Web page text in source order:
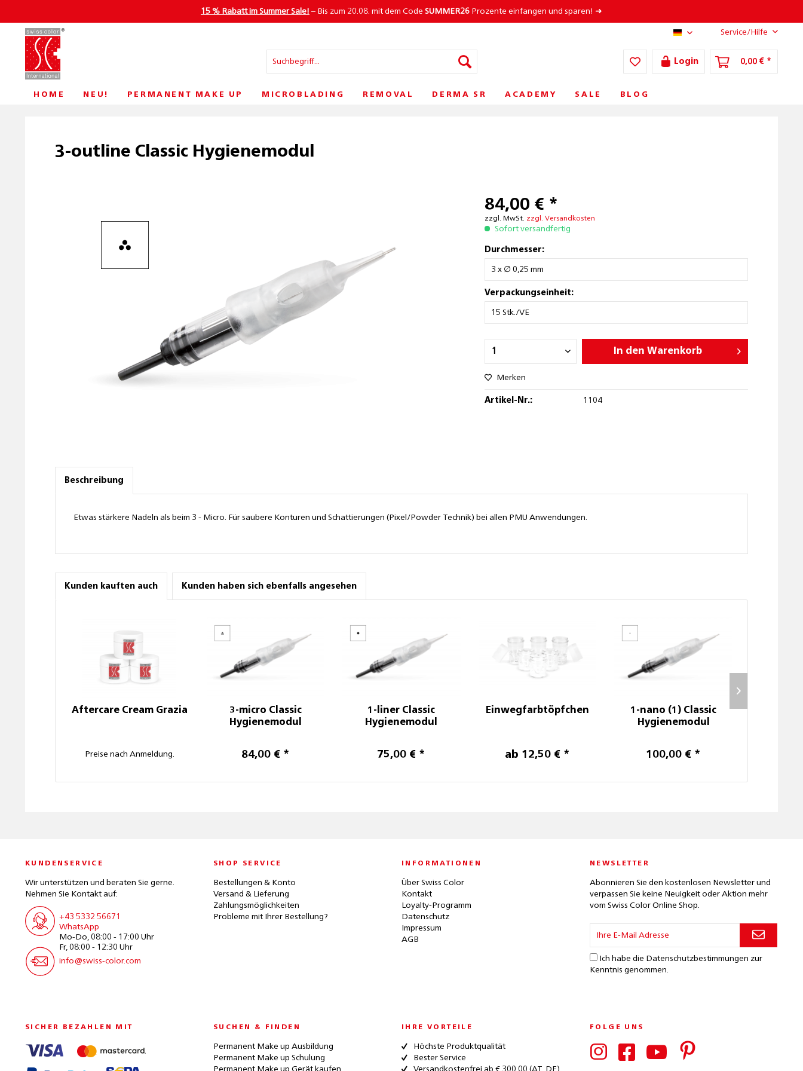
15 % Rabatt im Summer Sale! – Bis zum 20.08. mit dem Code SUMMER26 Prozente einfangen und sparen! ➜
AT/DE Service/Hilfe
Login 0,00 € *
HOME NEU! PERMANENT MAKE UP MICROBLADING REMOVAL DERMA SR ACADEMY SALE BLOG
3-outline Classic Hygienemodul
84,00 € *
zzgl. MwSt. zzgl. Versandkosten
Sofort versandfertig
Durchmesser:
Verpackungseinheit:
In den Warenkorb
Merken
Artikel-Nr.: 1104
Beschreibung
Etwas stärkere Nadeln als beim 3 - Micro. Für saubere Konturen und Schattierungen (Pixel/Powder Technik) bei allen PMU Anwendungen.
Kunden kauften auch Kunden haben sich ebenfalls angesehen
Aftercare Cream Grazia
Preise nach Anmeldung.
3-micro Classic
Hygienemodul
84,00 € *
1-liner Classic
Hygienemodul
75,00 € *
Einwegfarbtöpfchen
ab 12,50 € *
1-nano (1) Classic
Hygienemodul
100,00 € *
KUNDENSERVICE
Wir unterstützen und beraten Sie gerne.
Nehmen Sie Kontakt auf:
+43 5332 56671
WhatsApp
Mo-Do, 08:00 - 17:00 Uhr
Fr, 08:00 - 12:30 Uhr
info@swiss-color.com
SHOP SERVICE
Bestellungen & Konto
Versand & Lieferung
Zahlungsmöglichkeiten
Probleme mit Ihrer Bestellung?
INFORMATIONEN
Über Swiss Color
Kontakt
Loyalty-Programm
Datenschutz
Impressum
AGB
NEWSLETTER
Abonnieren Sie den kostenlosen Newsletter und
verpassen Sie keine Neuigkeit oder Aktion mehr
vom Swiss Color Online Shop.
Ich habe die Datenschutzbestimmungen zur
Kenntnis genommen.
SICHER BEZAHLEN MIT SUCHEN & FINDEN
Permanent Make up Ausbildung
Permanent Make up Schulung
Permanent Make up Gerät kaufen
IHRE VORTEILE
Höchste Produktqualität
Bester Service
Versandkostenfrei ab € 300,00 (AT, DE)
FOLGE UNS